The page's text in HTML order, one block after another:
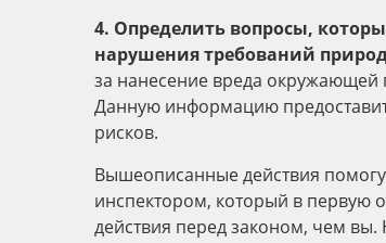
4. Определить вопросы,
нарушения требований
за нанесение вреда
Данную информацию
рисков.
Вышеописанные действия
инспектором, который в первую
действия перед законом, чем вы.